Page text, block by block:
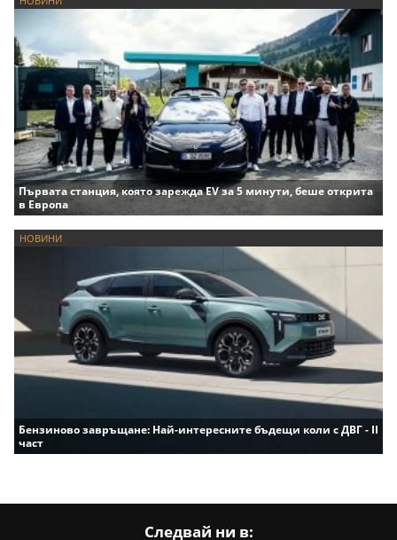
Първата станция, която зарежда EV за 5 минути, беше открита
в Европа
НОВИНИ
Бензиново завръщане: Най-интересните бъдещи коли с ДВГ - II
част
Следвай ни в: